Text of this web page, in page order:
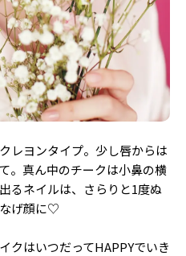
レヨンタイプ。少し唇からは
。真ん中のチークは小鼻の横
るネイルは、さらりと1度ぬ
げ顔に♡
クはいつだってHAPPYでいき